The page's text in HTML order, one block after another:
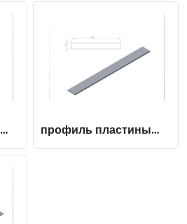
профиль пластины